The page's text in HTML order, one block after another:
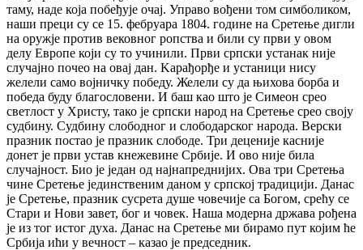
таму, наде која побеђује очај. Управо вођени том симболиком,
наши преци су се 15. фебруара 1804. године на Сретење дигли
на оружје против вековног ропства и били су први у овом
делу Европе који су то учинили. Први српски устанак није
случајно почео на овај дан. Kарађорђе и устаници нису
желели само војничку победу. Желели су да њихова борба и
победа буду благословени. И баш као што је Симеон срео
светлост у Христу, тако је српски народ на Сретење срео своју
судбину. Судбину слободног и слободарског народа. Верски
празник постао је празник слободе. Три деценије касније
донет је први устав кнежевине Србије. И ово није била
случајност. Био је један од најнапреднијих. Ова три Сретења
чине Сретење јединственим даном у српској традицији. Данас
је Сретење, празник сусрета душе човечије са Богом, срећу се
Стари и Нови завет, бог и човек. Наша модерна држава рођена
је из тог истог духа. Данас на Сретење ми бирамо пут којим ће
Србија ићи у вечност – казао је председник.